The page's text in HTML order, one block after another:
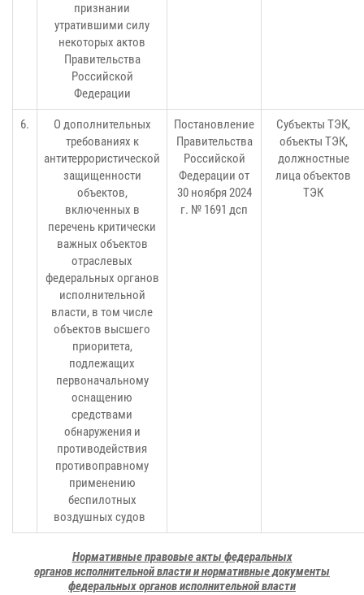
признании
утратившими силу
некоторых актов
Правительства
Российской
Федерации
6.
О дополнительных
требованиях к
антитеррористической
защищенности
объектов,
включенных в
перечень критически
важных объектов
отраслевых
федеральных органов
исполнительной
власти, в том числе
объектов высшего
приоритета,
подлежащих
первоначальному
оснащению
средствами
обнаружения и
противодействия
противоправному
применению
беспилотных
воздушных судов
Постановление
Правительства
Российской
Федерации от
30 ноября 2024
г. № 1691 дсп
Субъекты ТЭК,
объекты ТЭК,
должностные
лица объектов
ТЭК
Нормативные правовые акты федеральных
органов исполнительной власти и нормативные документы
федеральныхорганов исполнительной власти